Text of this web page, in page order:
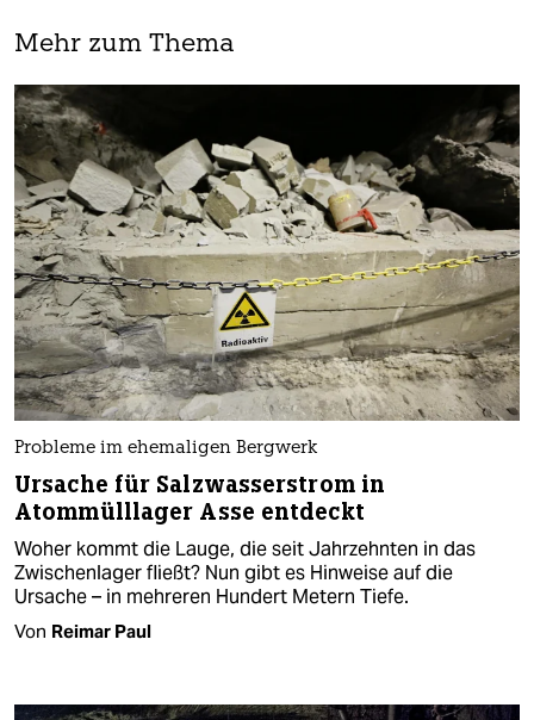
Mehr zum Thema
Probleme im ehemaligen Bergwerk
Ursache für Salzwasserstrom in
Atommülllager Asse entdeckt
Woher kommt die Lauge, die seit Jahrzehnten in das
Zwischenlager fließt? Nun gibt es Hinweise auf die
Ursache – in mehreren Hundert Metern Tiefe.
Von Reimar Paul